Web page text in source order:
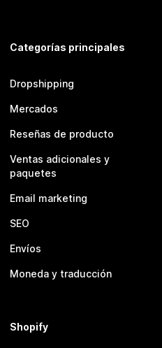
Categorías principales
Dropshipping
Mercados
Reseñas de producto
Ventas adicionales y
paquetes
Email marketing
SEO
Envíos
Moneda y traducción
Shopify